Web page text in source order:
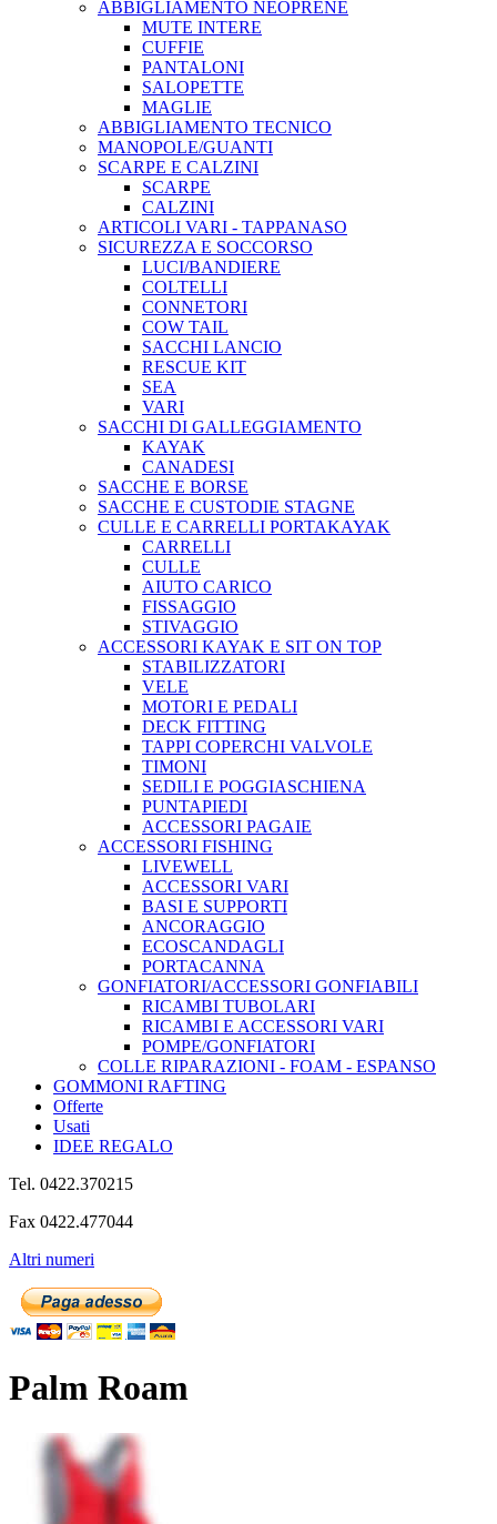
ABBIGLIAMENTO NEOPRENE
MUTE INTERE
CUFFIE
PANTALONI
SALOPETTE
MAGLIE
ABBIGLIAMENTO TECNICO
MANOPOLE/GUANTI
SCARPE E CALZINI
SCARPE
CALZINI
ARTICOLI VARI - TAPPANASO
SICUREZZA E SOCCORSO
LUCI/BANDIERE
COLTELLI
CONNETORI
COW TAIL
SACCHI LANCIO
RESCUE KIT
SEA
VARI
SACCHI DI GALLEGGIAMENTO
KAYAK
CANADESI
SACCHE E BORSE
SACCHE E CUSTODIE STAGNE
CULLE E CARRELLI PORTAKAYAK
CARRELLI
CULLE
AIUTO CARICO
FISSAGGIO
STIVAGGIO
ACCESSORI KAYAK E SIT ON TOP
STABILIZZATORI
VELE
MOTORI E PEDALI
DECK FITTING
TAPPI COPERCHI VALVOLE
TIMONI
SEDILI E POGGIASCHIENA
PUNTAPIEDI
ACCESSORI PAGAIE
ACCESSORI FISHING
LIVEWELL
ACCESSORI VARI
BASI E SUPPORTI
ANCORAGGIO
ECOSCANDAGLI
PORTACANNA
GONFIATORI/ACCESSORI GONFIABILI
RICAMBI TUBOLARI
RICAMBI E ACCESSORI VARI
POMPE/GONFIATORI
COLLE RIPARAZIONI - FOAM - ESPANSO
GOMMONI RAFTING
Offerte
Usati
IDEE REGALO
Tel. 0422.370215
Fax 0422.477044
Altri numeri
Palm Roam